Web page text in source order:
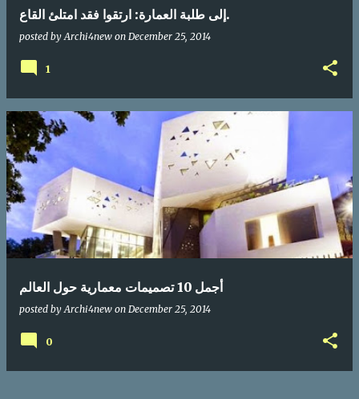
إلى طلبة العمارة: ارتقوا فقد امتلئ القاع.
posted by Archi4new on December 25, 2014
1
أجمل 10 تصميمات معمارية حول العالم
posted by Archi4new on December 25, 2014
0